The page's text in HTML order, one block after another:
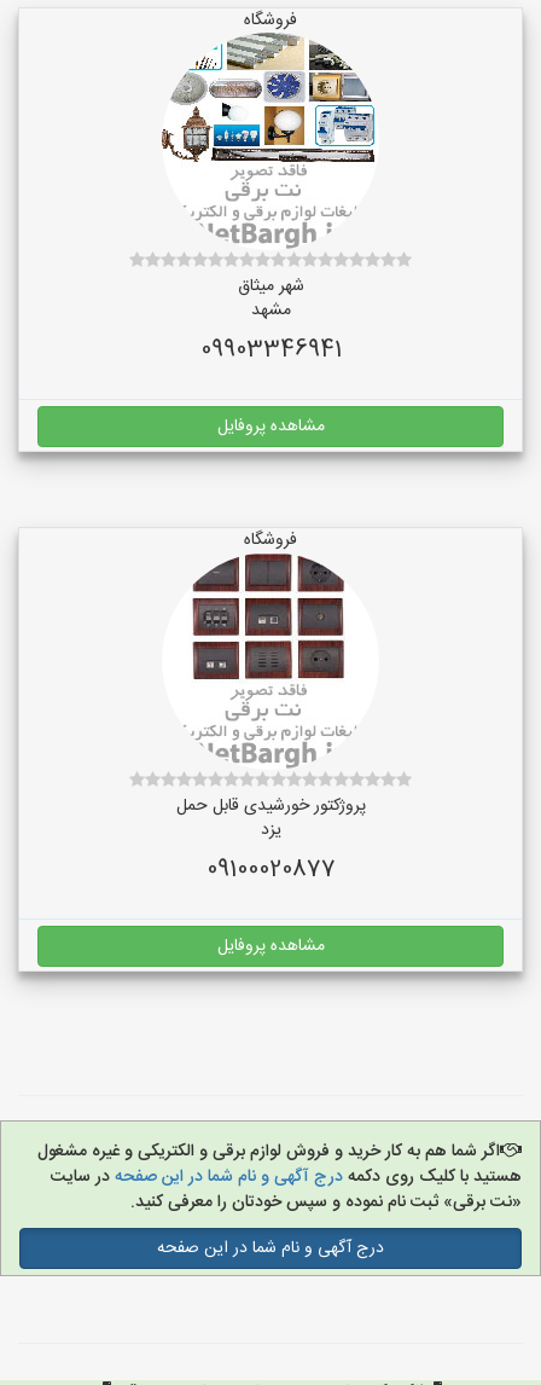
فروشگاه
شهر میثاق
مشهد
09903346941
مشاهده پروفایل
فروشگاه
پروژکتور خورشیدی قابل حمل
یزد
09100020877
مشاهده پروفایل
اگر شما هم به کار خرید و فروش لوازم برقی و الکتریکی و غیره مشغول
هستید با کلیک روی دکمهدرج آگهی و نام شما در این صفحهدر سایت
«نت برقی» ثبت نام نموده و سپس خودتان را معرفی کنید.
درج آگهی و نام شما در این صفحه